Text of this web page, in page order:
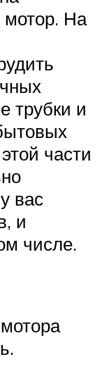
мотор. На
трубки и
части
вас
и
числе.